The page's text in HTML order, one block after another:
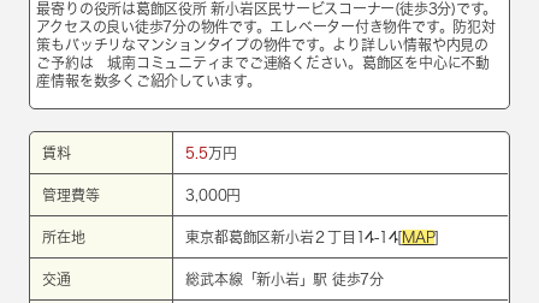
最寄りの役所は葛飾区役所 新小岩区民サービスコーナー(徒歩3分)です。
アクセスの良い徒歩7分の物件です。エレベーター付き物件です。防犯対
策もバッチリなマンションタイプの物件です。より詳しい情報や内見の
ご予約は 城南コミュニティまでご連絡ください。葛飾区を中心に不動
産情報を数多くご紹介しています。
賃料 5.5 万円
管理費等 3,000円
所在地 東京都葛飾区新小岩２丁目14-14[ MAP]
交通 総武本線 「新小岩」駅 徒歩7分